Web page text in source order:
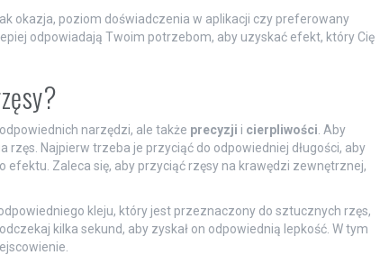
okazja, poziom doświadczenia w aplikacji czy preferowany
odpowiadają Twoim potrzebom, aby uzyskać efekt, który Cię
narzędzi, ale także precyzji i cierpliwości . Aby
Najpierw trzeba je przyciąć do odpowiedniej długości, aby
efektu. Zaleca się, aby przyciąć rzęsy na krawędzi zewnętrznej,
kleju, który jest przeznaczony do sztucznych rzęs,
kilka sekund, aby zyskał on odpowiednią lepkość. W tym